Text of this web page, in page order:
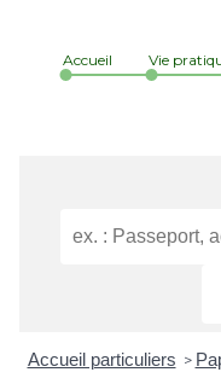
Accueil Vie
Accueil particuliers >